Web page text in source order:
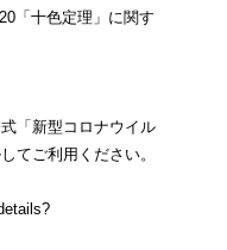
「十色定理」に関す
「新型コロナウイル
てご利用ください。